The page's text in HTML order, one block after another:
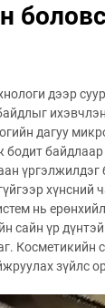
дээр
дагуу
бодит
үргэлжилдэг
хүнсний
нь
сайн үр
Косметикийн
зүйлс